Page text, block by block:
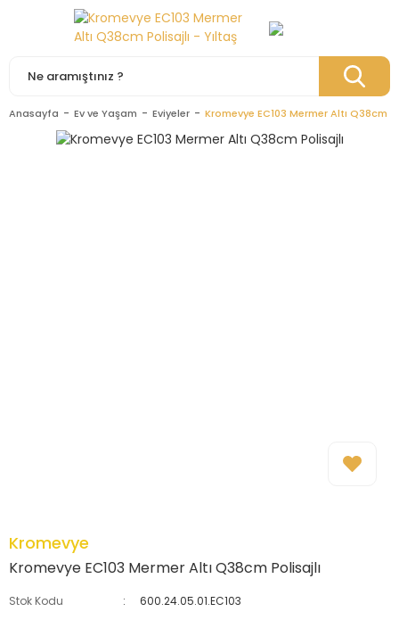
Anasayfa Ev ve Yaşam Eviyeler Kromevye EC103 Mermer Altı Q38cm
Kromevye
Kromevye EC103 Mermer Altı Q38cm Polisajlı
Stok Kodu 600.24.05.01.EC103